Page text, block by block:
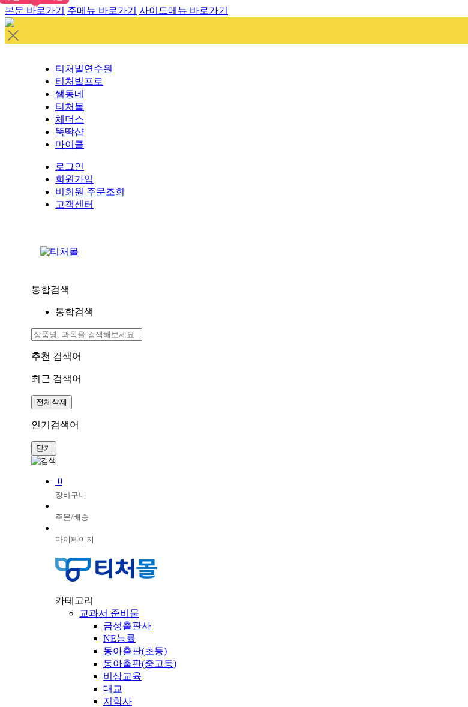
본문 바로가기 주메뉴 바로가기 사이드메뉴 바로가기
티처빌연수원
티처빌프로
쌤동네
티처몰
체더스
뚝딱샵
마이클
로그인
회원가입
비회원 주문조회
고객센터
통합검색
통합검색
추천 검색어
최근 검색어
전체삭제
인기검색어
닫기
0
장바구니
주문/배송
마이페이지
카테고리
교과서 준비물
금성출판사
NE능률
동아출판(초등)
동아출판(중고등)
비상교육
대교
지학사